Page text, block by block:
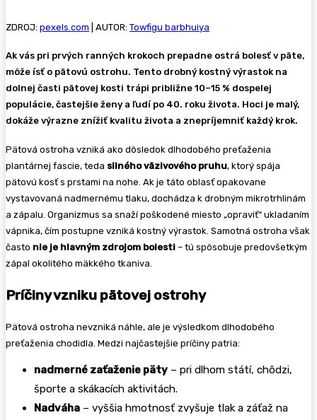
ZDROJ: pexels.com | AUTOR: Towfigu barbhuiya
Ak vás pri prvých ranných krokoch prepadne ostrá bolesť v päte,
môže ísť o pätovú ostrohu. Tento drobný kostný výrastok na
dolnej časti pätovej kosti trápi približne 10–15 % dospelej
populácie, častejšie ženy a ľudí po 40. roku života. Hoci je malý,
dokáže výrazne znížiť kvalitu života a znepríjemniť každý krok.
Pätová ostroha vzniká ako dôsledok dlhodobého preťaženia
plantárnej fascie, teda silného väzivového pruhu, ktorý spája
pätovú kosť s prstami na nohe. Ak je táto oblasť opakovane
vystavovaná nadmernému tlaku, dochádza k drobným mikrotrhlinám
a zápalu. Organizmus sa snaží poškodené miesto „opraviť“ ukladaním
vápnika, čím postupne vzniká kostný výrastok. Samotná ostroha však
často nie je hlavným zdrojom bolesti – tú spôsobuje predovšetkým
zápal okolitého mäkkého tkaniva.
Príčiny vzniku pätovej ostrohy
Pätová ostroha nevzniká náhle, ale je výsledkom dlhodobého
preťaženia chodidla. Medzi najčastejšie príčiny patria:
nadmerné zaťaženie päty – pri dlhom státí, chôdzi,
športe a skákacích aktivitách.
Nadváha – vyššia hmotnosť zvyšuje tlak a záťaž na